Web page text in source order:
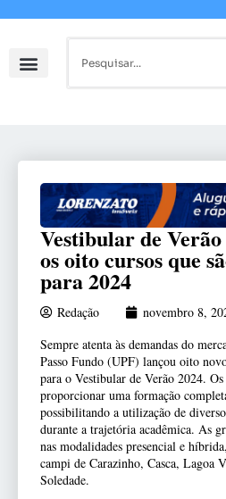
Vestibular de
os oito cursos que
para 2024
Redação novembro 8,
Sempre atenta às demandas do
Passo Fundo (UPF) lançou oito
para o Vestibular de Verão 2024. Os
proporcionar uma formação
possibilitando a utilização de
durante a trajetória acadêmica. As
nas modalidades presencial e
campi de Carazinho, Casca, Lagoa
Soledade.